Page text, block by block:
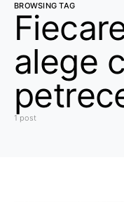
BROWSING TAG
alege
1 post